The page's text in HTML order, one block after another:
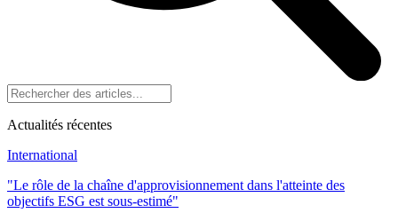
Actualités récentes
International
"Le rôle de la chaîne d'approvisionnement dans l'atteinte des
objectifs ESG est sous-estimé"